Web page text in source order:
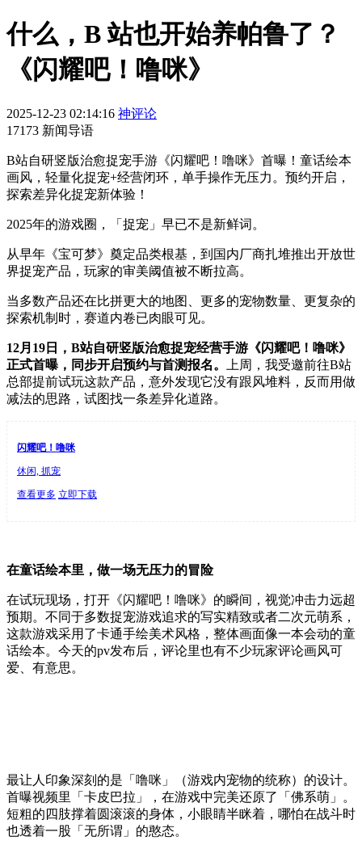
什么，B 站也开始养帕鲁了？
《闪耀吧！噜咪》
2025-12-23 02:14:16 神评论
17173 新闻导语
B站自研竖版治愈捉宠手游《闪耀吧！噜咪》首曝！童话绘本
画风，轻量化捉宠+经营闭环，单手操作无压力。预约开启，
探索差异化捉宠新体验！
2025年的游戏圈，「捉宠」早已不是新鲜词。
从早年《宝可梦》奠定品类根基，到国内厂商扎堆推出开放世
界捉宠产品，玩家的审美阈值被不断拉高。
当多数产品还在比拼更大的地图 更多的宠物数量
更复杂的
探索机制时，赛道内卷已肉眼可见。
12月 19 日， B站自研竖版治愈捉宠经营手游《闪耀吧！噜咪》
正式首曝，同步开启预约与首测报名。
上周，我受邀前往B站
总部提前试玩这款产品，意外发现它没有跟风堆料，反而用做
减法的思路， 试图找一条差异化道路。
闪耀吧！噜咪
休闲, 抓宠
查看更多 立即下载
在童话绘本里，做一场无压力的冒险
在试玩现场， 打开《闪耀吧！噜咪》的瞬间，视觉冲击力远超
预期。不同于多数捉宠游戏追求的写实精致或者二次元萌系，
这款游戏采用了卡通手绘美术风格，整体画面像一本会动的童
话绘本。 今天的pv发布后，评论里也有不少玩家评论画风可
爱、有意思。
最让人印象深刻的是 「噜咪」（游戏内宠物的统称）的设计。
首曝视频里
「卡皮巴拉」，在游戏中完美还原了「佛系萌」
。
短粗的四肢撑着圆滚滚的身体，小眼睛半眯着，哪怕在战斗时
也透着一股 「无所谓」 的憨态。